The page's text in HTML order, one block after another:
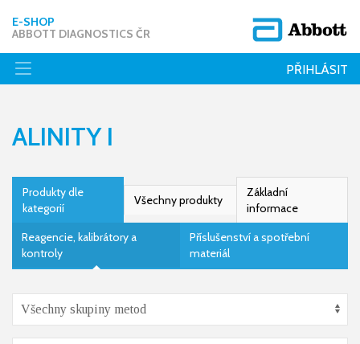
E-SHOP
ABBOTT DIAGNOSTICS ČR
PŘIHLÁSIT
ALINITY I
Produkty dle
kategorií
Všechny produkty
Základní
informace
Reagencie, kalibrátory a
kontroly
Příslušenství a spotřební
materiál